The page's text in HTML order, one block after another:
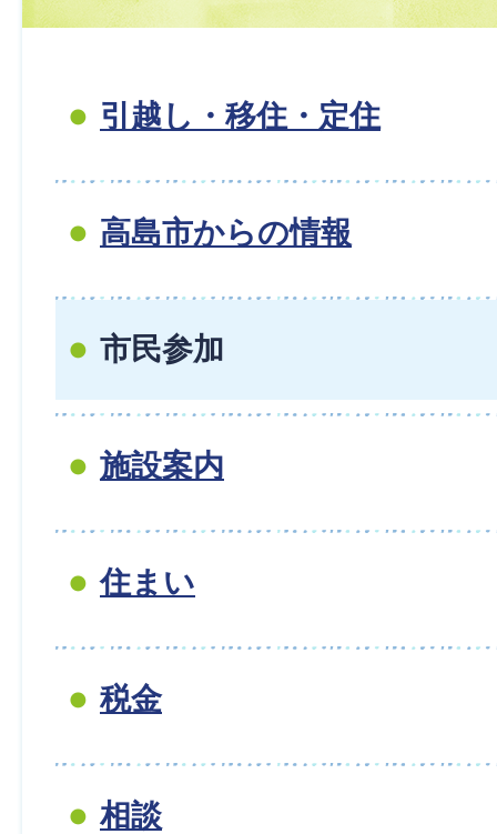
引越し・移住・定住
高島市からの情報
市民参加
施設案内
住まい
税金
相談